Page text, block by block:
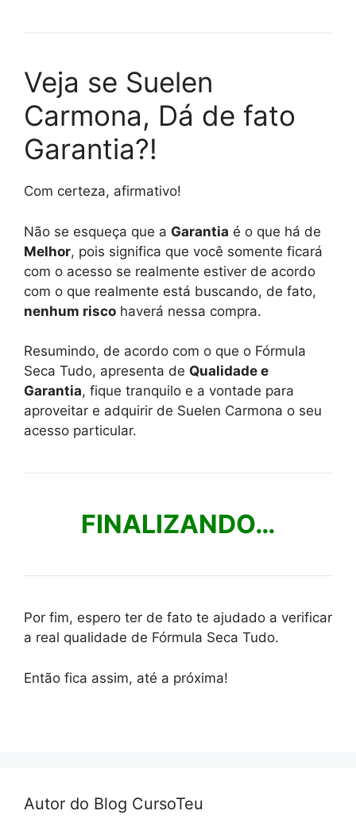
Veja se Suelen
Carmona, Dá de fato
Garantia?!
Com certeza, afirmativo!
Não se esqueça que a Garantia é o que há de
Melhor, pois significa que você somente ficará
com o acesso se realmente estiver de acordo
com o que realmente está buscando, de fato,
nenhum risco haverá nessa compra.
Resumindo, de acordo com o que o Fórmula
Seca Tudo, apresenta de Qualidade e
Garantia, fique tranquilo e a vontade para
aproveitar e adquirir de Suelen Carmona o seu
acesso particular.
FINALIZANDO…
Por fim, espero ter de fato te ajudado a verificar
a real qualidade de Fórmula Seca Tudo.
Então fica assim, até a próxima!
Autor do Blog CursoTeu